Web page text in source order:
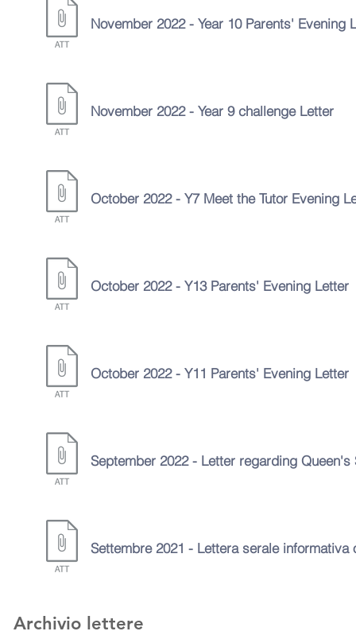
November 2022 - Year 10 Parents' Evening
November 2022 - Year 9 challenge Letter
October 2022 - Y7 Meet the Tutor Evening
October 2022 - Y13 Parents' Evening Letter
October 2022 - Y11 Parents' Evening Letter
September 2022 - Letter regarding Queen's
Settembre 2021 - Lettera serale informativa
Archivio lettere